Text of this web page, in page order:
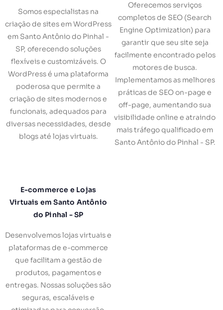
Somos especialistas na
criação de sites em WordPress
em Santo Antônio do Pinhal -
SP, oferecendo soluções
flexíveis e customizáveis. O
WordPress é uma plataforma
poderosa que permite a
criação de sites modernos e
funcionais, adequados para
diversas necessidades, desde
blogs até lojas virtuais.
Oferecemos serviços
completos de SEO (Search
Engine Optimization) para
garantir que seu site seja
facilmente encontrado pelos
motores de busca.
Implementamos as melhores
práticas de SEO on-page e
off-page, aumentando sua
visibilidade online e atraindo
mais tráfego qualificado em
Santo Antônio do Pinhal - SP.
E-commerce e Lojas
Virtuais em Santo Antônio
do Pinhal - SP
Desenvolvemos lojas virtuais e
plataformas de e-commerce
que facilitam a gestão de
produtos, pagamentos e
entregas. Nossas soluções são
seguras, escaláveis e